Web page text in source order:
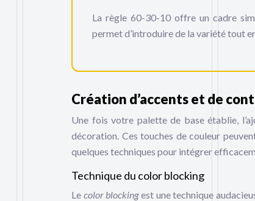
La règle 60-30-10 offre un cadre
permet d’introduire de la variété tout
Création d’accents et de
Une fois votre palette de base établie,
décoration. Ces touches de couleur
quelques techniques pour intégrer
Technique du color blocking
Le color blockingest une technique